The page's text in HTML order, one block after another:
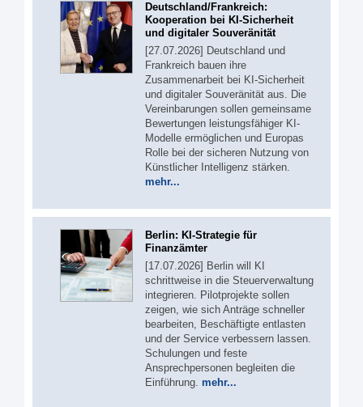
Deutschland/Frankreich:
Kooperation bei KI-Sicherheit
und digitaler Souveränität
[27.07.2026] Deutschland und
Frankreich bauen ihre
Zusammenarbeit bei KI-Sicherheit
und digitaler Souveränität aus. Die
Vereinbarungen sollen gemeinsame
Bewertungen leistungsfähiger KI-
Modelle ermöglichen und Europas
Rolle bei der sicheren Nutzung von
Künstlicher Intelligenz stärken.
mehr...
Berlin: KI-Strategie für
Finanzämter
[17.07.2026] Berlin will KI
schrittweise in die Steuerverwaltung
integrieren. Pilotprojekte sollen
zeigen, wie sich Anträge schneller
bearbeiten, Beschäftigte entlasten
und der Service verbessern lassen.
Schulungen und feste
Ansprechpersonen begleiten die
Einführung. mehr...